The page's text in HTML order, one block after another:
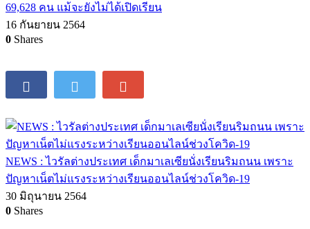
69,628 คน แม้จะยังไม่ได้เปิดเรียน
16 กันยายน 2564
0 Shares
NEWS : ไวรัลต่างประเทศ เด็กมาเลเซียนั่งเรียนริมถนน เพราะ
ปัญหาเน็ตไม่แรงระหว่างเรียนออนไลน์ช่วงโควิด-19
30 มิถุนายน 2564
0 Shares